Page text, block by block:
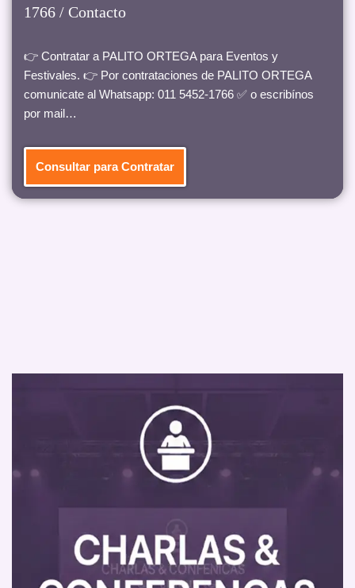
1766 / Contacto
👉 Contratar a PALITO ORTEGA para Eventos y
Festivales. 👉 Por contrataciones de PALITO ORTEGA
comunicate al Whatsapp: 011 5452-1766 ✅ o escribínos
por mail…
Consultar para Contratar